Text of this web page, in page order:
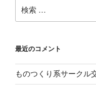
索:
最近のコメント
ものつくり系サークル